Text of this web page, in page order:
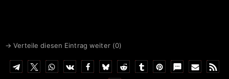
→ Verteile diesen Eintrag weiter (0)